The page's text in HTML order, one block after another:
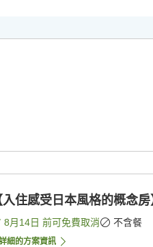
入住感受日本風格的概念
8月14日 前可免費取消 不含餐
細的方案資訊